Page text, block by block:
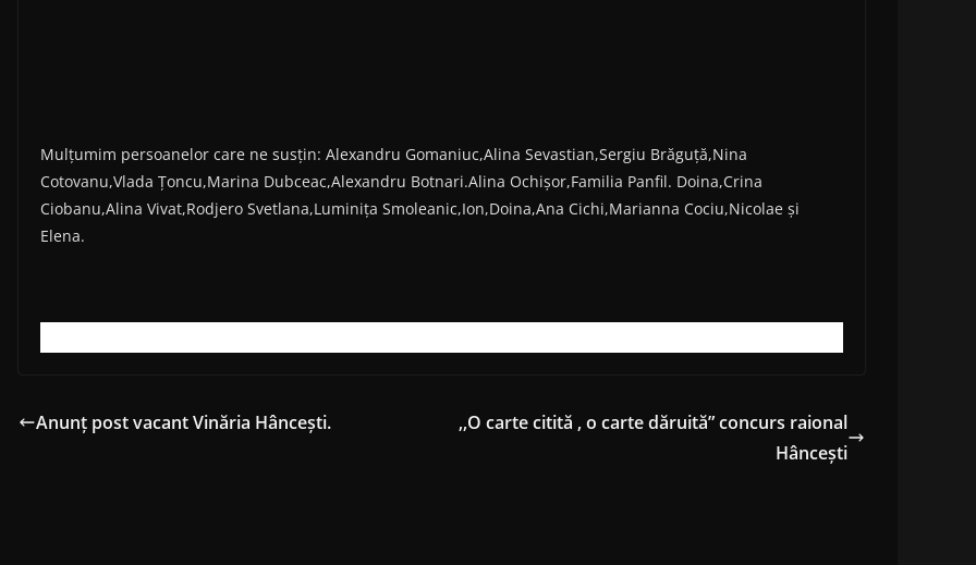
Mulțumim persoanelor care ne susțin: Alexandru Gomaniuc,Alina Sevastian,Sergiu Brăguță,Nina
Cotovanu,Vlada Țoncu,Marina Dubceac,Alexandru Botnari.Alina Ochișor,Familia Panfil. Doina,Crina
Ciobanu,Alina Vivat,Rodjero Svetlana,Luminița Smoleanic,Ion,Doina,Ana Cichi,Marianna Cociu,Nicolae și
Elena.
Anunț post vacant Vinăria Hâncești.
,,O carte citită , o carte dăruită” concurs raional
Hâncești